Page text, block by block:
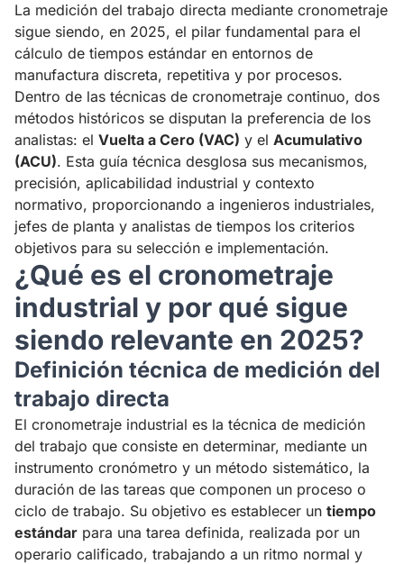
La medición del trabajo directa mediante cronometraje
sigue siendo, en 2025, el pilar fundamental para el
cálculo de tiempos estándar en entornos de
manufactura discreta, repetitiva y por procesos.
Dentro de las técnicas de cronometraje continuo, dos
métodos históricos se disputan la preferencia de los
analistas: el Vuelta a Cero (VAC) y el Acumulativo
(ACU). Esta guía técnica desglosa sus mecanismos,
precisión, aplicabilidad industrial y contexto
normativo, proporcionando a ingenieros industriales,
jefes de planta y analistas de tiempos los criterios
objetivos para su selección e implementación.
¿Qué es el cronometraje
industrial y por qué sigue
siendo relevante en 2025?
Definición técnica de medición del
trabajo directa
El cronometraje industrial es la técnica de medición
del trabajo que consiste en determinar, mediante un
instrumento cronómetro y un método sistemático, la
duración de las tareas que componen un proceso o
ciclo de trabajo. Su objetivo es establecer un tiempo
estándar para una tarea definida, realizada por un
operario calificado, trabajando a un ritmo normal y